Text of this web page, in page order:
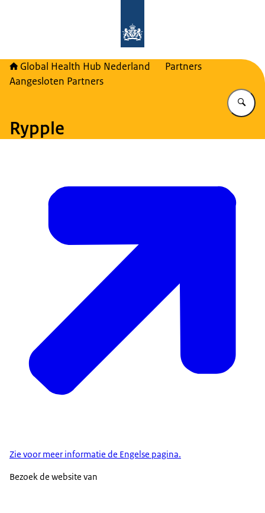
Global Health Hub Nederland
Partners
Aangesloten Partners
Rypple
Zie voor meer informatie de Engelse pagina.
Bezoek de website van